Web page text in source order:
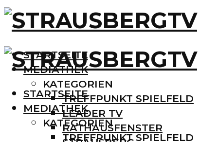
STARTSEITE
MEDIATHEK
KATEGORIEN
TREFFPUNKT SPIELFELD
LEADER TV
RATHAUSFENSTER
STARTSEITE
MEDIATHEK
KATEGORIEN
TREFFPUNKT SPIELFELD